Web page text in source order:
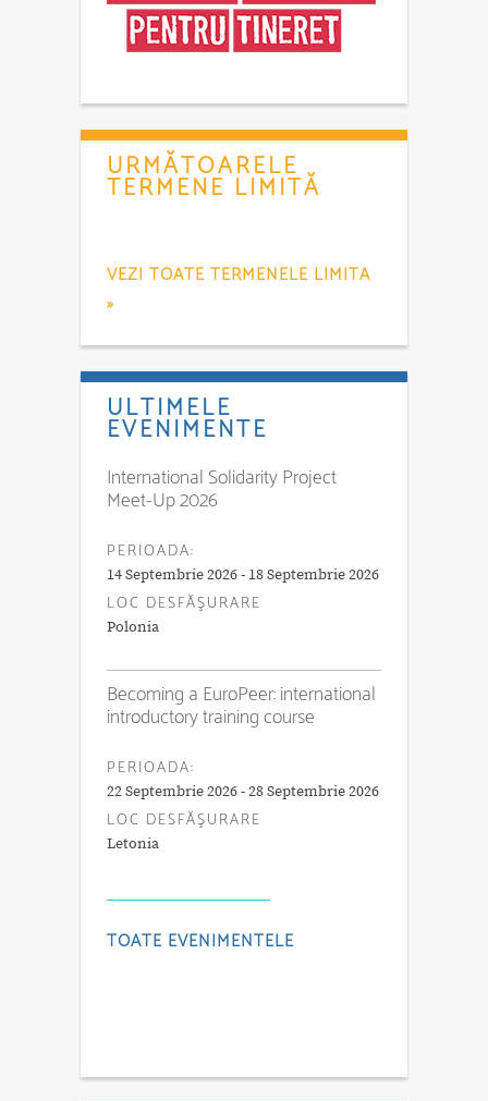
URMĂTOARELE
TERMENE LIMITĂ
VEZI TOATE TERMENELE LIMITA
»
ULTIMELE
EVENIMENTE
International Solidarity Project
Meet-Up 2026
PERIOADA:
14 Septembrie 2026 - 18 Septembrie 2026
LOC DESFĂŞURARE
Polonia
Becoming a EuroPeer: international
introductory training course
PERIOADA:
22 Septembrie 2026 - 28 Septembrie 2026
LOC DESFĂŞURARE
Letonia
TOATE EVENIMENTELE